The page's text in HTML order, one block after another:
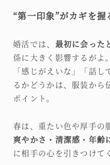
“第一印象”がカギを握
婚活では、 最初に会った
係に大きく影響するがよ。
「感じがえいな」「話
るかどうかは、服装から
ポイント。
春は、重たい色や厚手の
爽やかさ・清潔感・年齢
に相手の心を引きつけて